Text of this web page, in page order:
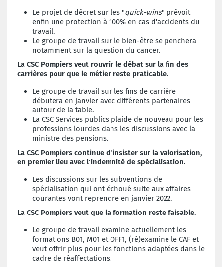
Le projet de décret sur les "quick-wins" prévoit
enfin une protection à 100% en cas d'accidents du
travail.
Le groupe de travail sur le bien-être se penchera
notamment sur la question du cancer.
La CSC Pompiers veut rouvrir le débat sur la fin des
carrières pour que le métier reste praticable.
Le groupe de travail sur les fins de carrière
débutera en janvier avec différents partenaires
autour de la table.
La CSC Services publics plaide de nouveau pour les
professions lourdes dans les discussions avec la
ministre des pensions.
La CSC Pompiers continue d'insister sur la valorisation,
en premier lieu avec l'indemnité de spécialisation.
Les discussions sur les subventions de
spécialisation qui ont échoué suite aux affaires
courantes vont reprendre en janvier 2022.
La CSC Pompiers veut que la formation reste faisable.
Le groupe de travail examine actuellement les
formations B01, M01 et OFF1, (ré)examine le CAF et
veut offrir plus pour les fonctions adaptées dans le
cadre de réaffectations.